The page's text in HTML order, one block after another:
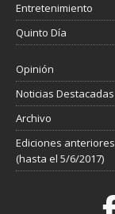
Entretenimiento
Quinto Día
Opinión
Noticias Destacadas
Archivo
Ediciones anteriores
(hasta el 5/6/2017)